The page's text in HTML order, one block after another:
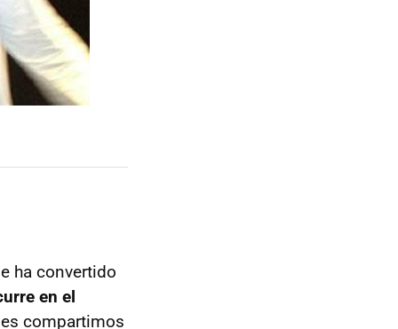
ha convertido
en el
compartimos